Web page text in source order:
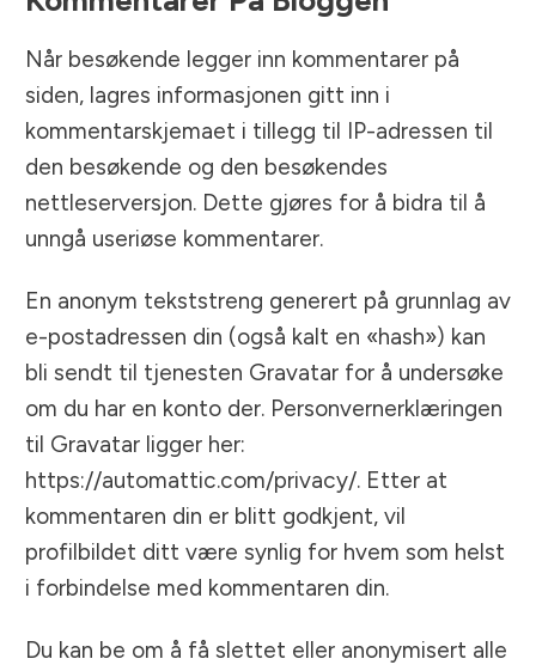
Når besøkende legger inn kommentarer på
siden, lagres informasjonen gitt inn i
kommentarskjemaet i tillegg til IP-adressen til
den besøkende og den besøkendes
nettleserversjon. Dette gjøres for å bidra til å
unngå useriøse kommentarer.
En anonym tekststreng generert på grunnlag av
e-postadressen din (også kalt en «hash») kan
bli sendt til tjenesten Gravatar for å undersøke
om du har en konto der. Personvernerklæringen
til Gravatar ligger her:
https://automattic.com/privacy/. Etter at
kommentaren din er blitt godkjent, vil
profilbildet ditt være synlig for hvem som helst
i forbindelse med kommentaren din.
Du kan be om å få slettet eller anonymisert alle